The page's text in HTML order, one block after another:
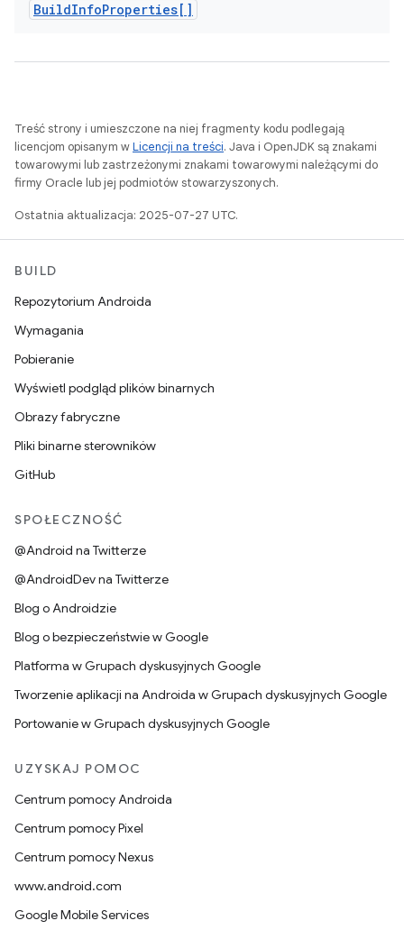
BuildInfoProperties[]
Treść strony i umieszczone na niej fragmenty kodu podlegają
licencjom opisanym wLicencji na treści. Java i OpenJDK są znakami
towarowymi lub zastrzeżonymi znakami towarowymi należącymi do
firmy Oracle lub jej podmiotów stowarzyszonych.
Ostatnia aktualizacja: 2025-07-27 UTC.
BUILD
Repozytorium Androida
Wymagania
Pobieranie
Wyświetl podgląd plików binarnych
Obrazy fabryczne
Pliki binarne sterowników
GitHub
SPOŁECZNOŚĆ
@Android na Twitterze
@AndroidDev na Twitterze
Blog o Androidzie
Blog o bezpieczeństwie w Google
Platforma w Grupach dyskusyjnych Google
Tworzenie aplikacji na Androida w Grupach dyskusyjnych Google
Portowanie w Grupach dyskusyjnych Google
UZYSKAJ POMOC
Centrum pomocy Androida
Centrum pomocy Pixel
Centrum pomocy Nexus
www.android.com
Google Mobile Services